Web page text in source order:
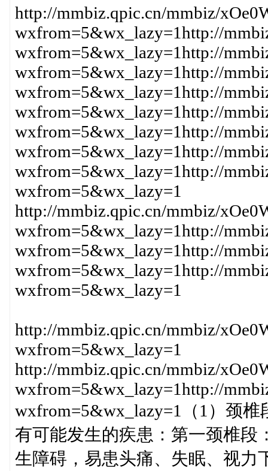
http://mmbiz.qpic.cn/mmbiz/
wxfrom=5&wx_lazy=1http://
wxfrom=5&wx_lazy=1http://
wxfrom=5&wx_lazy=1http://
wxfrom=5&wx_lazy=1http://
wxfrom=5&wx_lazy=1http://
wxfrom=5&wx_lazy=1http://
wxfrom=5&wx_lazy=1http://
wxfrom=5&wx_lazy=1http://
wxfrom=5&wx_lazy=1
http://mmbiz.qpic.cn/mmbiz/
wxfrom=5&wx_lazy=1http://
wxfrom=5&wx_lazy=1http://
wxfrom=5&wx_lazy=1http://
wxfrom=5&wx_lazy=1
http://mmbiz.qpic.cn/mmbiz/
wxfrom=5&wx_lazy=1
http://mmbiz.qpic.cn/mmbiz/
wxfrom=5&wx_lazy=1http://
wxfrom=5&wx_lazy=1（1）颈
有可能发生的疾患：第一颈椎段
生障碍，易患头痛、失眠、视力